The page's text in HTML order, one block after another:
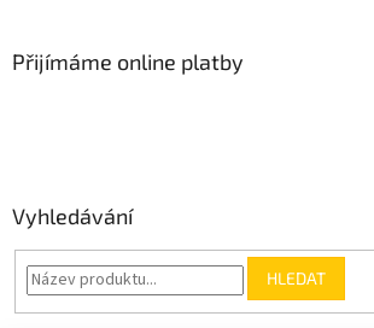
Přijímáme online platby
Vyhledávání
HLEDAT